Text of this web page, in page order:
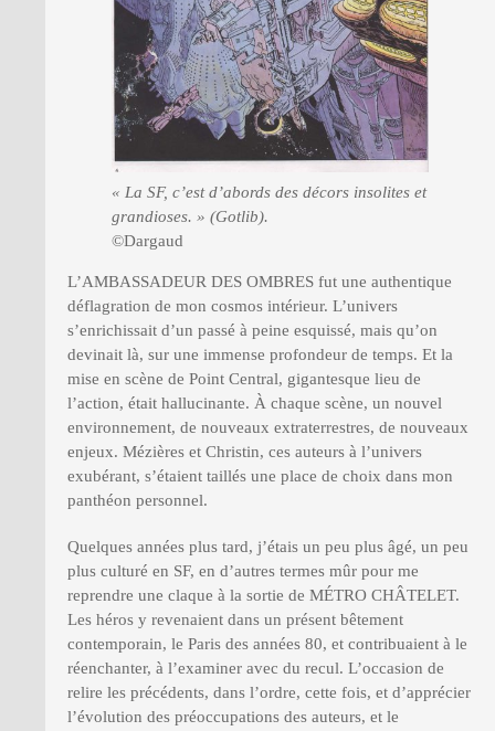
« La SF, c’est d’abords des décors insolites et
grandioses. » (Gotlib).
©Dargaud
L’AMBASSADEUR DES OMBRES fut une authentique
déflagration de mon cosmos intérieur. L’univers
s’enrichissait d’un passé à peine esquissé, mais qu’on
devinait là, sur une immense profondeur de temps. Et la
mise en scène de Point Central, gigantesque lieu de
l’action, était hallucinante. À chaque scène, un nouvel
environnement, de nouveaux extraterrestres, de nouveaux
enjeux. Mézières et Christin, ces auteurs à l’univers
exubérant, s’étaient taillés une place de choix dans mon
panthéon personnel.
Quelques années plus tard, j’étais un peu plus âgé, un peu
plus culturé en SF, en d’autres termes mûr pour me
reprendre une claque à la sortie de MÉTRO CHÂTELET.
Les héros y revenaient dans un présent bêtement
contemporain, le Paris des années 80, et contribuaient à le
réenchanter, à l’examiner avec du recul. L’occasion de
relire les précédents, dans l’ordre, cette fois, et d’apprécier
l’évolution des préoccupations des auteurs, et le